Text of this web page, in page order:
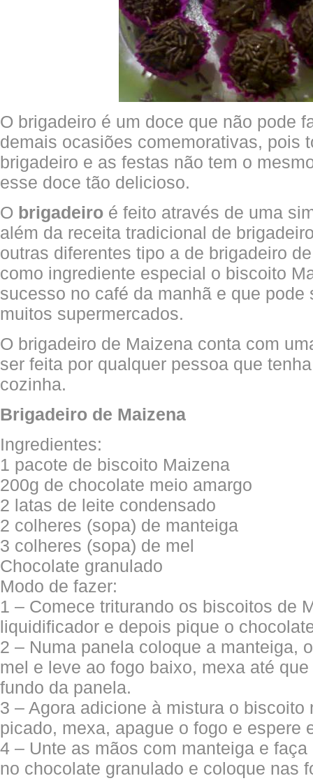
O brigadeiro é um doce que não pode
demais ocasiões comemorativas, pois
brigadeiro e as festas não tem o
esse doce tão delicioso.
O brigadeiro é feito através de uma
além da receita tradicional de
outras diferentes tipo a de brigadeiro
como ingrediente especial o biscoito
sucesso no café da manhã e que pode
muitos supermercados.
O brigadeiro de Maizena conta com
ser feita por qualquer pessoa que
cozinha.
Brigadeiro de Maizena
Ingredientes:
1 pacote de biscoito Maizena
200g de chocolate meio amargo
2 latas de leite condensado
2 colheres (sopa) de manteiga
3 colheres (sopa) de mel
Chocolate granulado
Modo de fazer:
1 – Comece triturando os biscoitos de
liquidificador e depois pique o
2 – Numa panela coloque a manteiga,
mel e leve ao fogo baixo, mexa até
fundo da panela.
3 – Agora adicione à mistura o biscoito
picado, mexa, apague o fogo e espere
4 – Unte as mãos com manteiga e
no chocolate granulado e coloque nas